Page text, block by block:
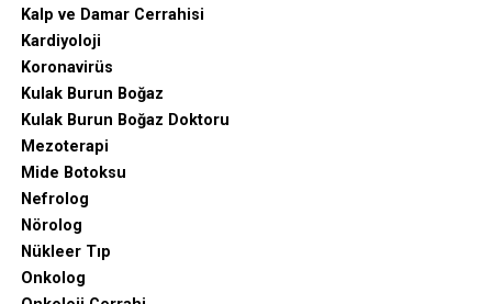
Kalp ve Damar Cerrahisi
Kardiyoloji
Koronavirüs
Kulak Burun Boğaz
Kulak Burun Boğaz Doktoru
Mezoterapi
Mide Botoksu
Nefrolog
Nörolog
Nükleer Tıp
Onkolog